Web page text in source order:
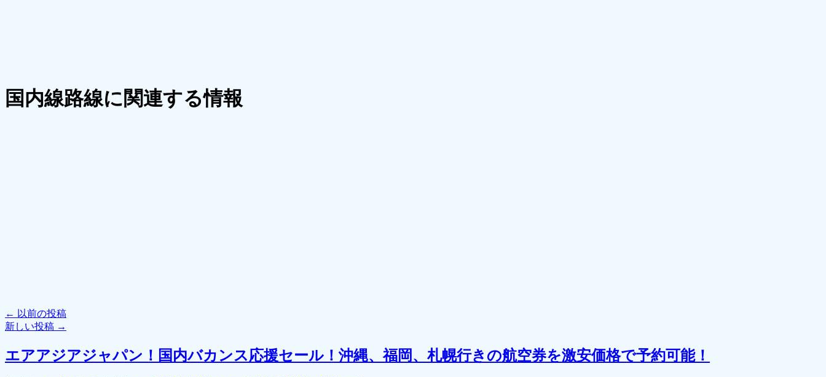
国内線路線に関連する情報
← 以前の投稿
新しい投稿 →
エアアジアジャパン！国内バカンス応援セール！沖縄、福岡、札幌行きの航空券を激安価格で予約可能！